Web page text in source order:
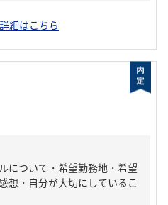
細はこちら
について・希望勤務地・希望
想・自分が大切にしているこ